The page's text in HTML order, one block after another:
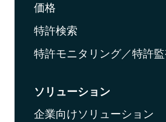
価格
特許検索
特許モニタリング／特許
ソリューション
企業向けソリューション